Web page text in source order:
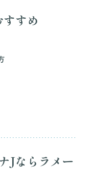
すめ
Jならラメー